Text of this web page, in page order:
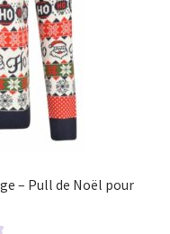
– Pull de Noël pour